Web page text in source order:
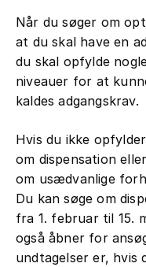
Når du søger om
at du skal have en
du skal opfylde
niveauer for at
kaldes adgangskrav.
Hvis du ikke
om dispensation
om usædvanlige
Du kan søge om
fra 1. februar til 15.
også åbner for
undtagelser er, hvis